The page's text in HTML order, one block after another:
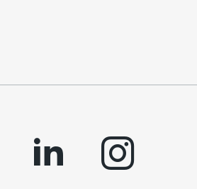
linkedin instagram